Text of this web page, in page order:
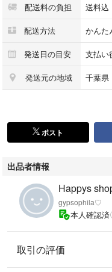
配送料の負担 送料込
配送方法 かんた
発送日の目安 支払い
発送元の地域 千葉県
ポスト
出品者情報
Happys
gypsophila♡
本人確認済
取引の評価